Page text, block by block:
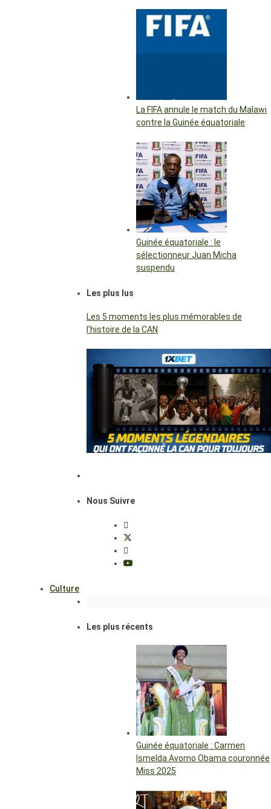
La FIFA annule le match du Malawi
contre la Guinée équatoriale
Guinée équatoriale : le
sélectionneur Juan Micha
suspendu
Les plus lus
Les 5 moments les plus mémorables de
l’histoire de la CAN
Nous Suivre
Culture
Les plus récents
Guinée équatoriale : Carmen
Ismelda Avomo Obama couronnée
Miss 2025